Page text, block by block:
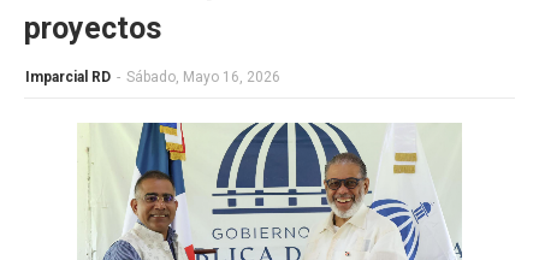
proyectos
Imparcial RD - Sábado, Mayo 16, 2026